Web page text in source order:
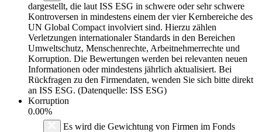
dargestellt, die laut ISS ESG in schwere oder sehr schwere
Kontroversen in mindestens einem der vier Kernbereiche des
UN Global Compact involviert sind. Hierzu zählen
Verletzungen internationaler Standards in den Bereichen
Umweltschutz, Menschenrechte, Arbeitnehmerrechte und
Korruption. Die Bewertungen werden bei relevanten neuen
Informationen oder mindestens jährlich aktualisiert. Bei
Rückfragen zu den Firmendaten, wenden Sie sich bitte direkt
an ISS ESG. (Datenquelle: ISS ESG)
Korruption
0.00%
Es wird die Gewichtung von Firmen im Fonds